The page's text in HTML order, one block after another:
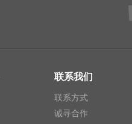
联系我们
联系方式
诚寻合作